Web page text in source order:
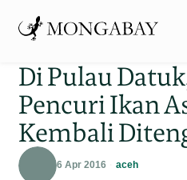
Di Pulau
Pencuri Ikan
Kembali
6 Apr 2016 aceh